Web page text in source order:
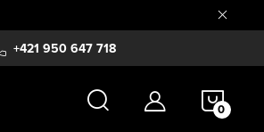
+421 950 647 718